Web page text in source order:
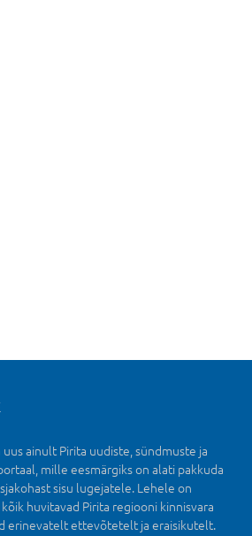
uus ainult Pirita uudiste, sündmuste ja
mille eesmärgiks on alati pakkuda
sisu lugejatele. Lehele on
huvitavad Pirita regiooni kinnisvara
erinevatelt ettevõtetelt ja eraisikutelt.